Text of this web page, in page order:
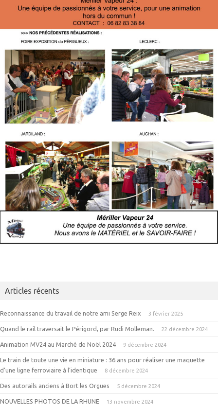
Articles récents
Reconnaissance du travail de notre ami Serge Reix 3 février 2025
Quand le rail traversait le Périgord, par Rudi Molleman. 22 décembre 2024
Animation MV24 au Marché de Noël 2024 9 décembre 2024
Le train de toute une vie en miniature : 36 ans pour réaliser une maquette
d’une ligne ferroviaire à l’identique
8 décembre 2024
Des autorails anciens à Bort les Orgues 5 décembre 2024
NOUVELLES PHOTOS DE LA RHUNE 13 novembre 2024